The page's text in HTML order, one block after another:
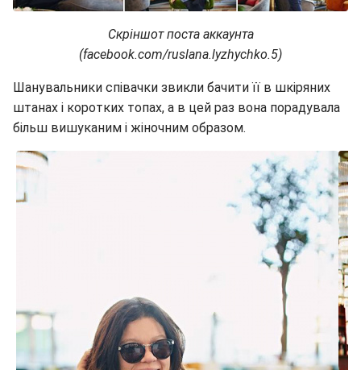
Скріншот поста аккаунта
(facebook.com/ruslana.lyzhychko.5)
Шанувальники співачки звикли бачити її в шкіряних
штанах і коротких топах, а в цей раз вона порадувала
більш вишуканим і жіночним образом.